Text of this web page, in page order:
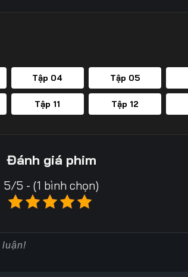
Tập 04 Tập 05
Tập 11 Tập 12
Đánh giá phim
5/5 - (1 bình chọn)